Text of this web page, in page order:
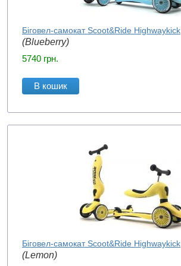
Біговел-самокат Scoot&Ride Highwaykick
(Blueberry)
5740 грн.
В кошик
Біговел-самокат Scoot&Ride Highwaykick
(Lemon)